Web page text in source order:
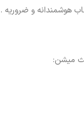
هوشمندانه و ضروریه .